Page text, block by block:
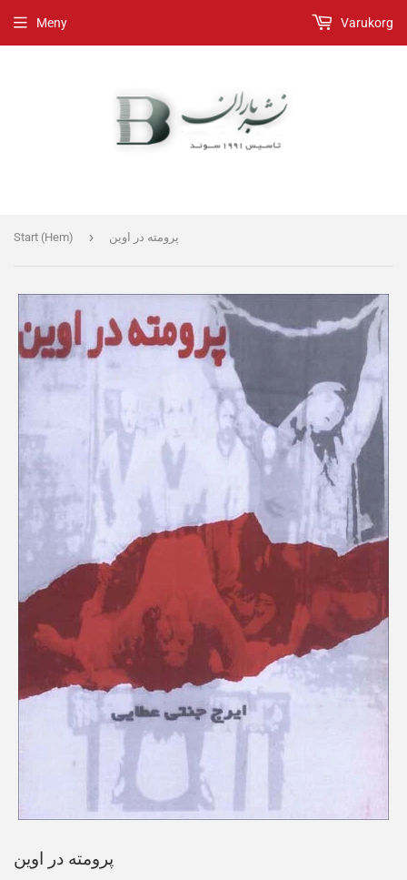
Meny Varukorg
Start (Hem) › پرومته در اوین
پرومته در اوین